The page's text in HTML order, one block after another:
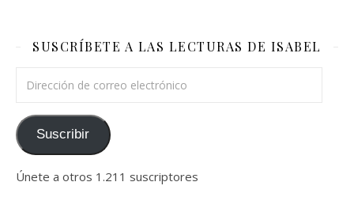
SUSCRÍBETE A LAS LECTURAS DE ISABEL
Suscribir
Únete a otros 1.211 suscriptores